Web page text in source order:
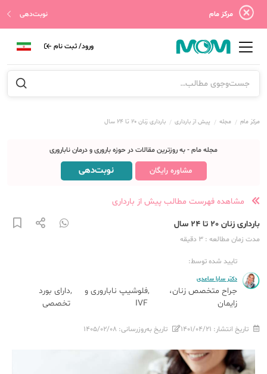
مرکز مام نوبت‌دهی
ورود/ ثبت نام
مرکز مام مجله پیش از بارداری بارداری زنان 20 تا 24 سال
مجله مام - به روزترین مقالات در حوزه باروری و درمان ناباروری
مشاوره رایگان نوبت‌دهی
مشاهده فهرست مطالب پیش از بارداری
بارداری زنان 20 تا 24 سال
مدت زمان مطالعه : 3 دقیقه
تایید شده توسط:
دکتر سارا ساعدی
جراح متخصص زنان،
زایمان
فلوشیپ ناباروری و
IVF
دارای بورد
تخصصی
تاریخ انتشار: ۱۴۰۱/۰۴/۲۱ تاریخ به‌روزرسانی: ۱۴۰۵/۰۲/۰۸